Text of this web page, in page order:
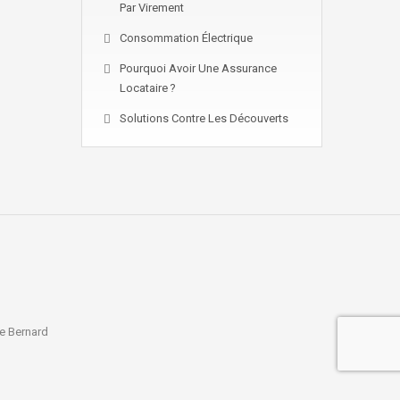
Par Virement
Consommation Électrique
Pourquoi Avoir Une Assurance
Locataire ?
Solutions Contre Les Découverts